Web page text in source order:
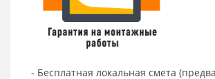
- Бесплатная локальная смета